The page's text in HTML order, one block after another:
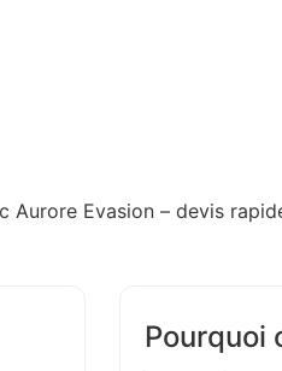
Evasion – devis
Pourquoi